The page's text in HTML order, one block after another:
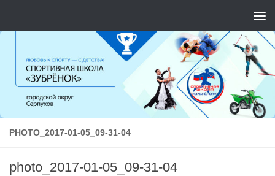
PHOTO_2017-01-05_09-31-04
photo_2017-01-05_09-31-04